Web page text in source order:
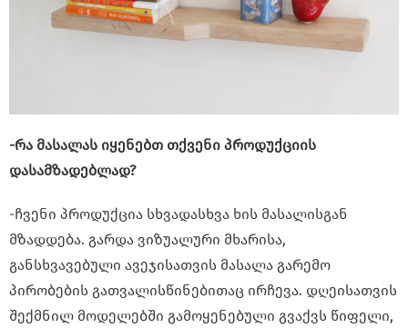
-რა მასალას იყენებთ თქვენი პროდუქციის
დასამზადებლად?
-ჩვენი პროდუქცია სხვადასხვა ხის მასალისგან
მზადდება. გარდა ვიზუალური მხარისა,
განსხვავებული ავეჯისათვის მასალა გარემო
პირობების გათვალისწინებითაც ირჩევა. დღეისათვის
შექმნილ მოდელებში გამოყენებული გვაქვს წიფელი,